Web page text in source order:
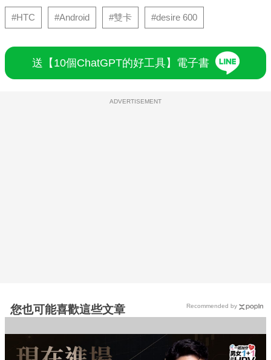
#HTC #Android #雙卡 #desire 600
送【10個ChatGPT的好工具】電子書
ADVERTISEMENT
您也可能喜歡這些文章 Recommended by